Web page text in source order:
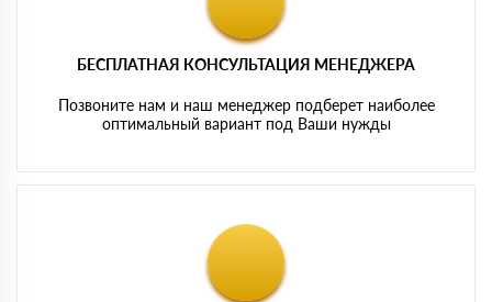
БЕСПЛАТНАЯ КОНСУЛЬТАЦИЯ МЕНЕДЖЕРА
Позвоните нам и наш менеджер подберет наиболее
оптимальный вариант под Ваши нужды